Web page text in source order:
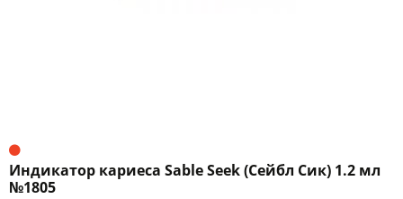
Индикатор кариеса Sable Seek (Сейбл Сик) 1.2 мл
№1805